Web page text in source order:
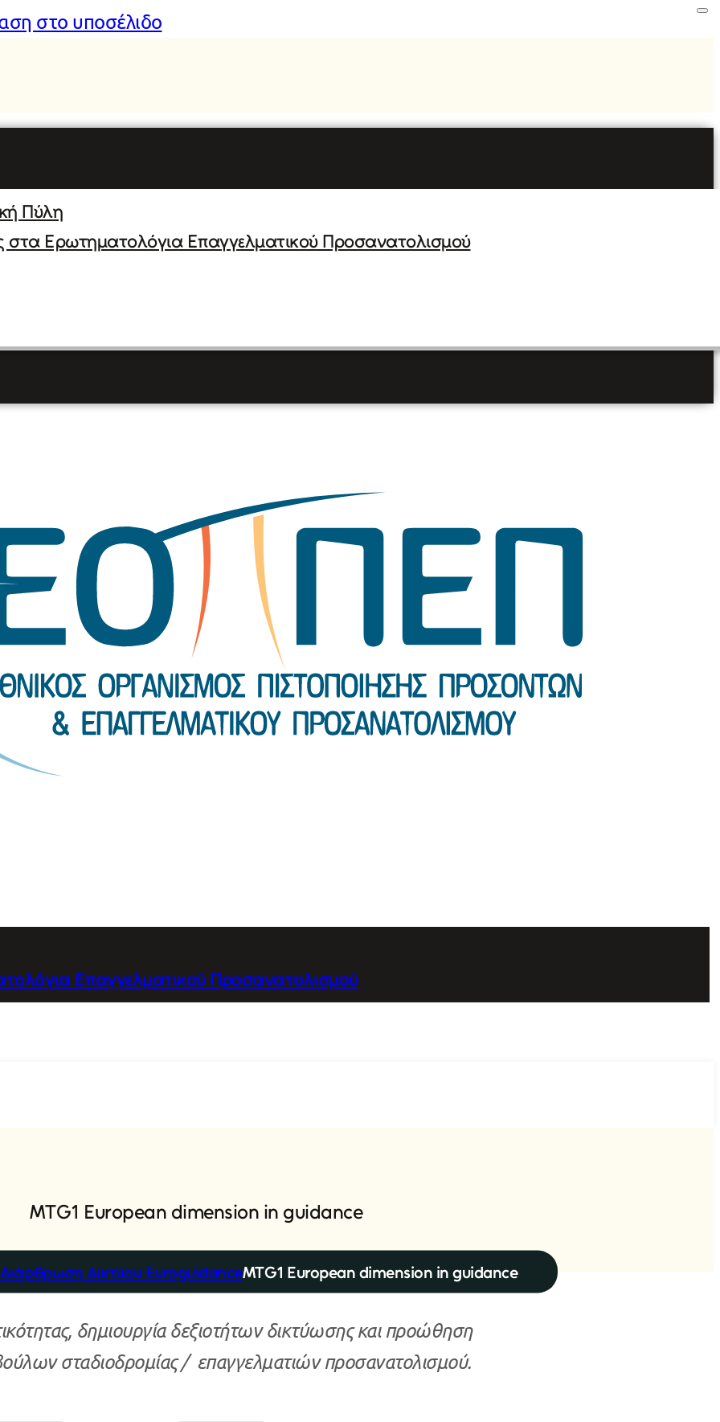
στο υποσέλιδο
Πύλη
στα Ερωτηματολόγια Επαγγελματικού Προσανατολισμού
Επαγγελματικού Προσανατολισμού
MTG1 European dimension in guidance
Δικτύου EuroguidanceMTG1 European dimension in guidance
δημιουργία δεξιοτήτων δικτύωσης και προώθηση
σταδιοδρομίας / επαγγελματιών προσανατολισμού.